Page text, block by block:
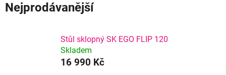
Nejprodávanější
Stůl sklopný SK EGO FLIP 120
Skladem
16 990 Kč